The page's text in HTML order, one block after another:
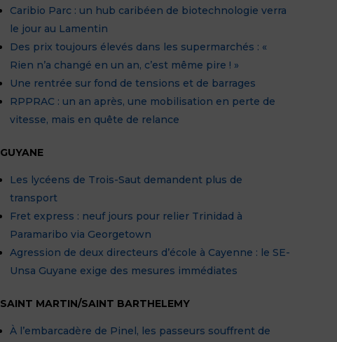
Caribio Parc : un hub caribéen de biotechnologie verra
le jour au Lamentin
Des prix toujours élevés dans les supermarchés : «
Rien n’a changé en un an, c’est même pire ! »
Une rentrée sur fond de tensions et de barrages
RPPRAC : un an après, une mobilisation en perte de
vitesse, mais en quête de relance
GUYANE
Les lycéens de Trois-Saut demandent plus de
transport
Fret express : neuf jours pour relier Trinidad à
Paramaribo via Georgetown
Agression de deux directeurs d’école à Cayenne : le SE-
Unsa Guyane exige des mesures immédiates
SAINT MARTIN/SAINT BARTHELEMY
À l’embarcadère de Pinel, les passeurs souffrent de